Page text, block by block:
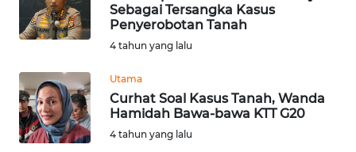
Sebagai Tersangka Kasus
Penyerobotan Tanah
4 tahun yang lalu
Utama
Curhat Soal Kasus Tanah, Wanda
Hamidah Bawa-bawa KTT G20
4 tahun yang lalu
WN
BALI
WN
KALBAR
WN
KALTENG